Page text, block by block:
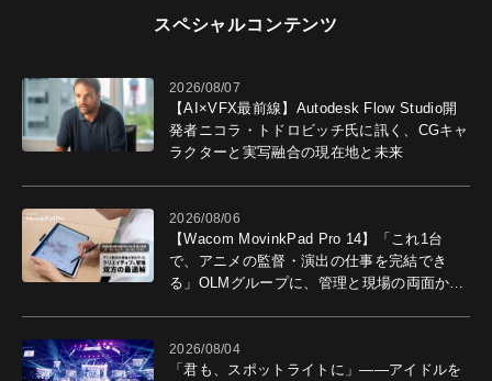
スペシャルコンテンツ
2026/08/07
【AI×VFX最前線】Autodesk Flow Studio開
発者ニコラ・トドロビッチ氏に訊く、CGキャ
ラクターと実写融合の現在地と未来
2026/08/06
【Wacom MovinkPad Pro 14】「これ1台
で、アニメの監督・演出の仕事を完結でき
る」OLMグループに、管理と現場の両面から
2026/08/04
「君も、スポットライトに」――アイドルを